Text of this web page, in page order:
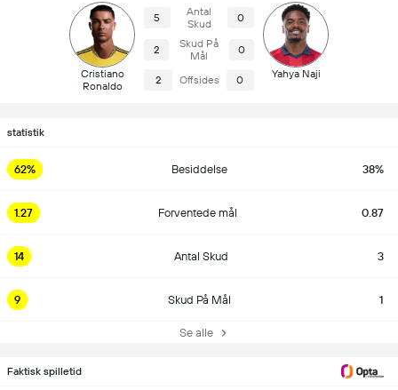
Cristiano
Ronaldo
5
Antal
Skud
0
2
Skud På
Mål
0
2 Offsides 0 Yahya Naji
statistik
62% Besiddelse 38%
1.27 Forventede mål 0.87
14 Antal Skud 3
9 Skud På Mål 1
Se alle
Faktisk spilletid